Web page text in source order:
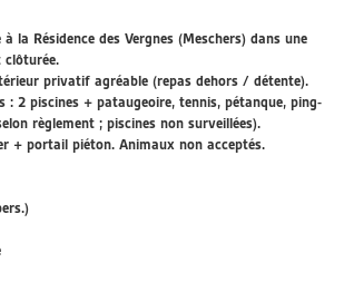
la Résidence des Vergnes (Meschers) dans une
clôturée.
privatif agréable (repas dehors / détente).
: 2 piscines + pataugeoire, tennis, pétanque, ping-
règlement ; piscines non surveillées).
+ portail piéton. Animaux non acceptés.